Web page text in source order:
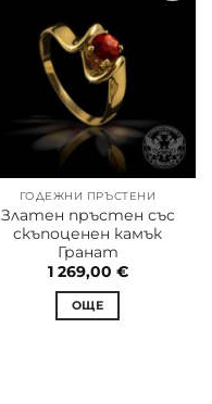
ГОДЕЖНИ ПРЪСТЕНИ
Златен пръстен със
скъпоценен камък
Гранат
1 269,00 €
ОЩЕ